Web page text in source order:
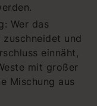
Wer das
und
einnäht,
mit großer
Mischung aus